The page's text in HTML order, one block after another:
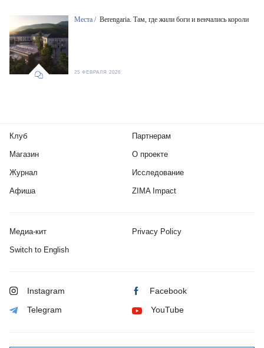
Места / Berengaria. Там, где жили боги и венчались короли
25 ФЕВРАЛЯ 2026
Клуб
Магазин
Журнал
Афиша
Партнерам
О проекте
Исследование
ZIMA Impact
Медиа-кит Privacy Policy
Switch to English
Instagram Facebook
Telegram YouTube